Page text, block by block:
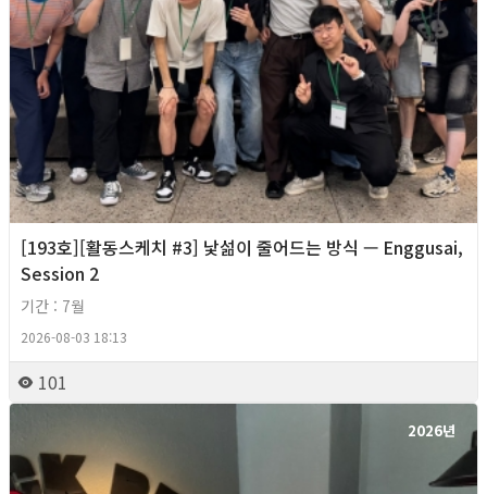
[193호][활동스케치 #3] 낯섦이 줄어드는 방식 — Enggusai,
Session 2
기간 : 7월
2026-08-03 18:13
101
2026년